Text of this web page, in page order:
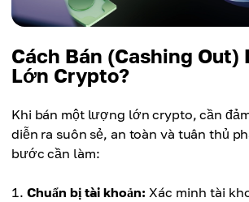
Cách Bán (Cashing
Lớn Crypto?
Khi bán một lượng lớn crypto, cần
diễn ra suôn sẻ, an toàn và tuân thủ
bước cần làm:
Chuẩn bị tài khoản: Xác minh tài